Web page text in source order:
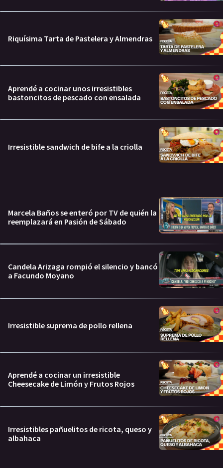
Riquísima Tarta de Pastelera y Almendras
Aprendé a cocinar unos irresistibles
bastoncitos de pescado con ensalada
Irresistible sandwich de bife a la criolla
Marcela Baños se enteró por TV de quién la
reemplazará en Pasión de Sábado
Candela Arizaga rompió el silencio y bancó
a Facundo Moyano
Irresistible suprema de pollo rellena
Aprendé a cocinar un irresistible
Cheesecake de Limón y Frutos Rojos
Irresistibles pañuelitos de ricota, queso y
albahaca